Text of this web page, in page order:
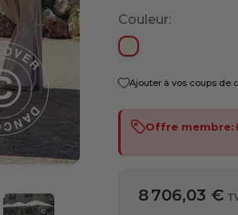
Couleur:
Beige
Ajouter à vos coups de
Offre membre:
8 706,03 €